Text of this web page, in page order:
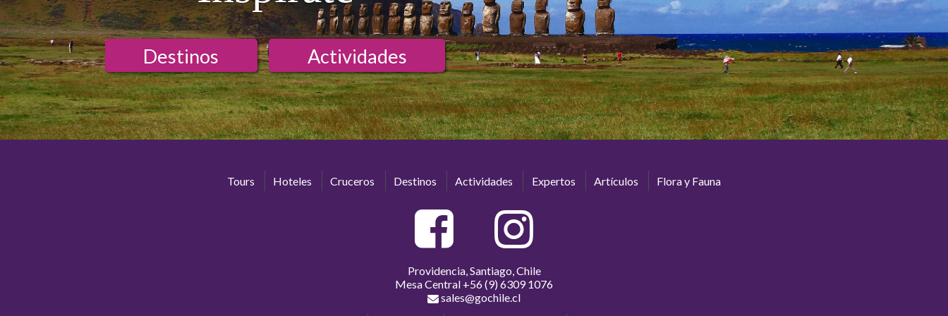
Destinos Actividades
Tours Hoteles Cruceros Destinos Actividades Expertos Artículos Flora y Fauna
Providencia, Santiago, Chile
Mesa Central +56 (9) 6309 1076
sales@gochile.cl